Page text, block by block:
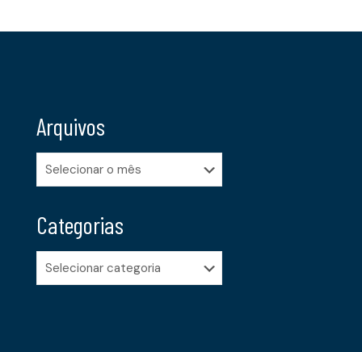
Arquivos
Arquivos
Categorias
Categorias